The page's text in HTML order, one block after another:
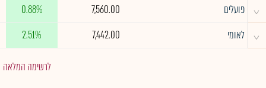
^ פועלים 7,560.00
0.88%
^ לאומי 7,442.00
2.51%
לרשימה המלאה